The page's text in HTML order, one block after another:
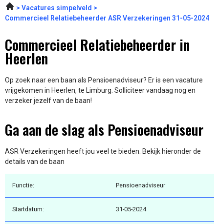
Vacatures simpelveld
Commercieel Relatiebeheerder ASR Verzekeringen 31-05-2024
Commercieel Relatiebeheerder in
Heerlen
Op zoek naar een baan als Pensioenadviseur? Er is een vacature
vrijgekomen in Heerlen, te Limburg. Solliciteer vandaag nog en
verzeker jezelf van de baan!
Ga aan de slag als Pensioenadviseur
ASR Verzekeringen heeft jou veel te bieden. Bekijk hieronder de
details van de baan
Functie: Pensioenadviseur
Startdatum: 31-05-2024